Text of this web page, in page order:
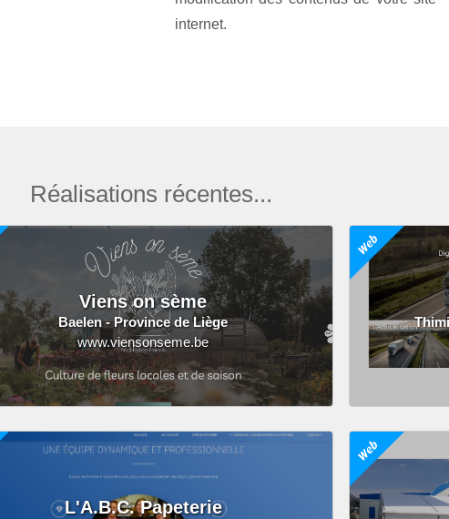
internet.
Réalisations récentes...
Viens on sème
Baelen - Province de Liège
www.viensonseme.be
L'A.B.C. Papeterie